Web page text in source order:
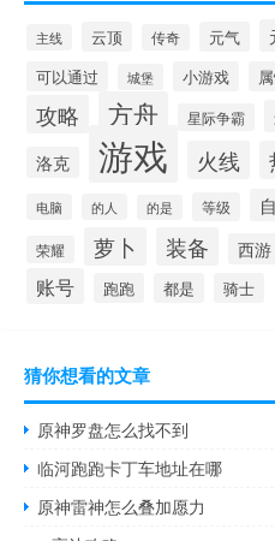
主线 云顶 传奇 元气
可以通过 城堡 小游戏
攻略 方舟 星际争霸
洛克 游戏 火线
电脑 的人 的是 等级
荣耀 萝卜 装备 西游
账号 跑跑 都是 骑士
猜你想看的文章
原神罗盘怎么找不到
临河跑跑卡丁车地址在哪
原神雷神怎么叠加愿力